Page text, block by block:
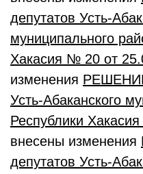
депутатов Усть-
муниципального
Хакасия № 20 от
изменения
Усть-Абаканского
Республики
внесены изменения
депутатов Усть-